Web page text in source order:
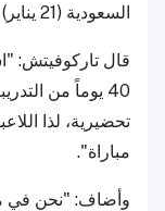
السعودية (21 يناير) وعمان (25 يناير).
قال تاركوفيتش:
40 يوماً من
تحضيرية، لذا
مباراة".
وأضاف: "نحن في